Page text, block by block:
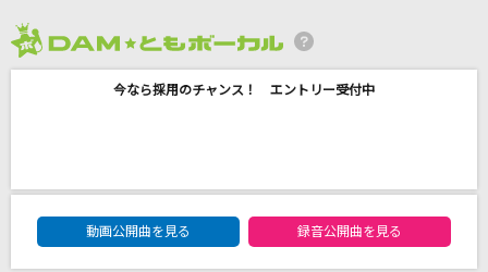
丸の内サディスティック
今なら採用のチャンス！ エントリー受付中
DAM★ともボーカルエントリーランキング
動画公開曲を見る
録音公開曲を見る